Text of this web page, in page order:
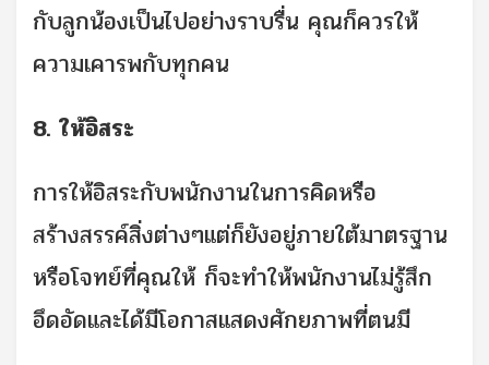
กับลูกน้องเป็นไปอย่างราบรื่น คุณก็ควรให้
ความเคารพกับทุกคน
8. ให้อิสระ
การให้อิสระกับพนักงานในการคิดหรือ
สร้างสรรค์สิ่งต่างๆแต่ก็ยังอยู่ภายใต้มาตรฐาน
หรือโจทย์ที่คุณให้ ก็จะทำให้พนักงานไม่รู้สึก
อึดอัดและได้มีโอกาสแสดงศักยภาพที่ตนมี